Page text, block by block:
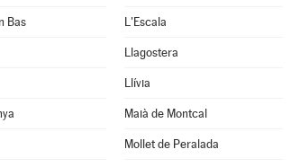
Bas L'Escala
Llagostera
Llívia
Maià de Montcal
Mollet de Peralada